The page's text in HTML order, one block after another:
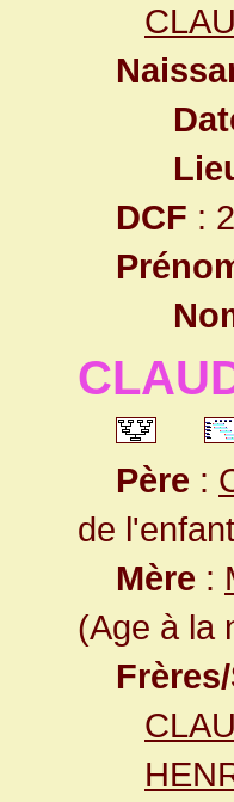
DCF :
Père :
de
Mère :
(Age à la